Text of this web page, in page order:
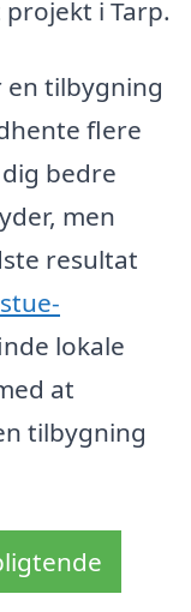
i Tarp.
en tilbygning
flere
bedre
men
resultat
lokale
at
tilbygning